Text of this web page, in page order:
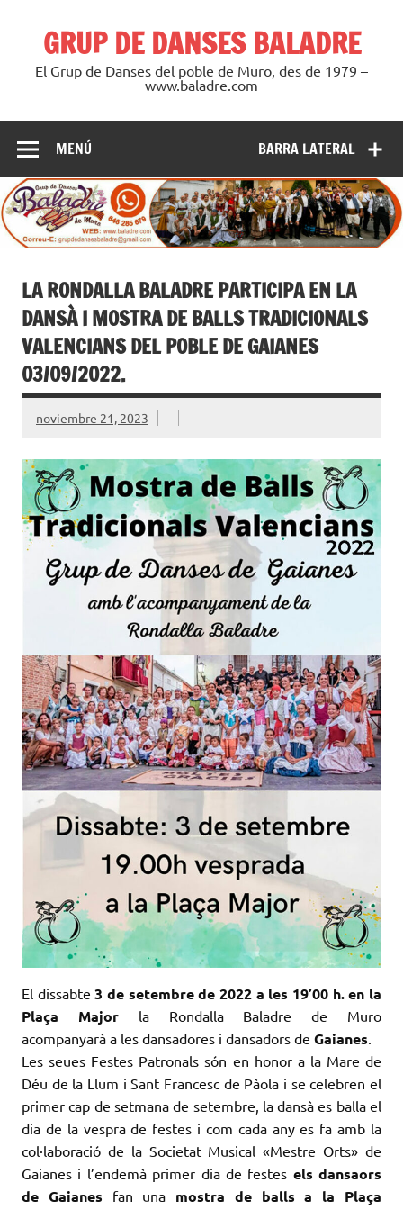
contenidoGRUP DE DANSES BALADRE
El Grup de Danses del poble de Muro, des de 1979 –
www.baladre.com
BARRA LATERAL
MENÚ
LA RONDALLA BALADRE PARTICIPA EN LA
DANSÀ I MOSTRA DE BALLS TRADICIONALS
VALENCIANS DEL POBLE DE GAIANES
03/09/2022.
noviembre 21, 2023
El dissabte3 de setembre de 2022 a les 19’00 h. en la
Plaça Majorla Rondalla Baladre de Muro
acompanyarà a les dansadores i dansadors de Gaianes.
Les seues Festes Patronals són en honor a la Mare de
Déu de la Llum i Sant Francesc de Pàola i se celebren el
primer cap de setmana de setembre, la dansà es balla el
dia de la vespra de festes i com cada any es fa amb la
col·laboració de la Societat Musical «Mestre Orts» de
Gaianes i l’endemà primer dia de festes els dansaors
de Gaianes fan una mostra de balls a la Plaça